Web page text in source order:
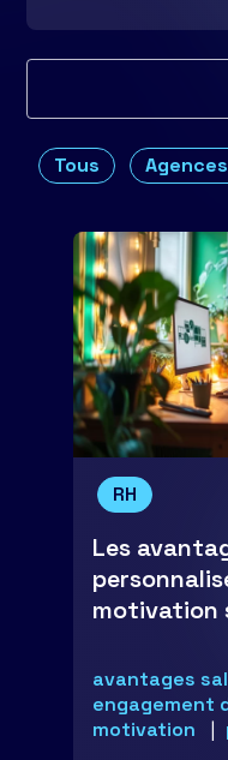
Tous
RH
Les
motivation
avantages
engagement
motivation